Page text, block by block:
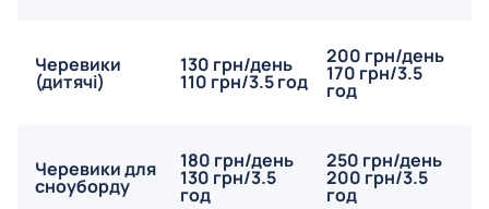
Черевики
(дитячі)
130 грн/день
110 грн/3.5 год
200 грн/день
170 грн/3.5
год
Черевики для
сноуборду
180 грн/день
130 грн/3.5
год
250 грн/день
200 грн/3.5
год